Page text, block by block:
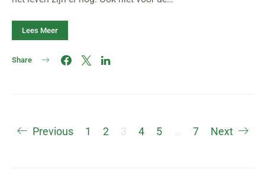
Lees Meer
Share
Berichten
Previous 1 2 3 4 5 … 7 Next